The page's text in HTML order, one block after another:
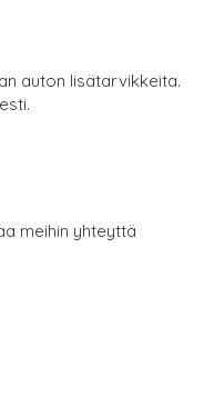
auton lisätarvikkeita.
meihin yhteyttä